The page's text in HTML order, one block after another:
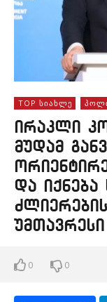
TOP ᲡᲘᲐᲮᲚᲔ
ირაკლი
მუდამ
და იქნება
0 0